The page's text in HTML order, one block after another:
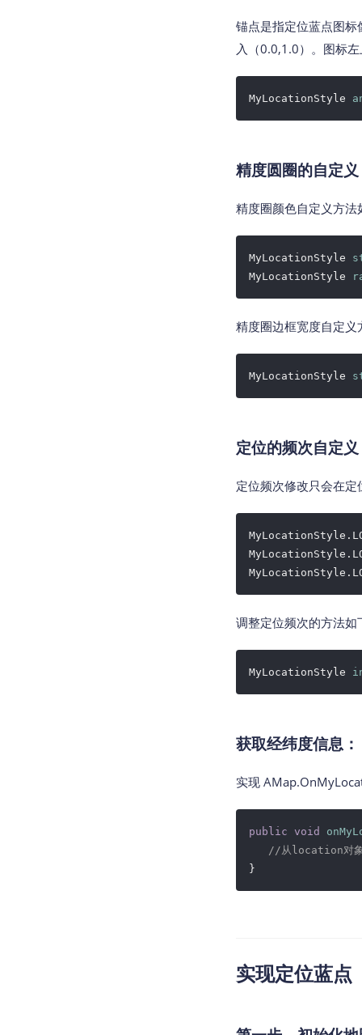
锚点是指定位蓝点图
入（0.0,1.0）。图标
MyLocationStyle
精度圆圈的自定
精度圈颜色自定义方法
MyLocationStyle
MyLocationStyle
精度圈边框宽度自定义
MyLocationStyle
定位的频次自定
定位频次修改只会在
调整定位频次的方法如
MyLocationStyle
获取经纬度信息：
实现
public void
//从location对象中
}
实现定位蓝点